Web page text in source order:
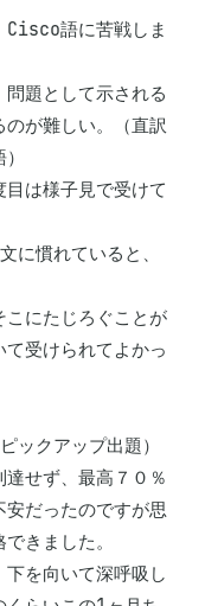
Cisco語に苦戦しま
題として示される
が難しい。（直訳
は様子見で受けて
慣れていると、
にたじろぐことが
受けられてよかっ
クアップ出題）
せず、最高７０％
だったのですが思
きました。
を向いて深呼吸し